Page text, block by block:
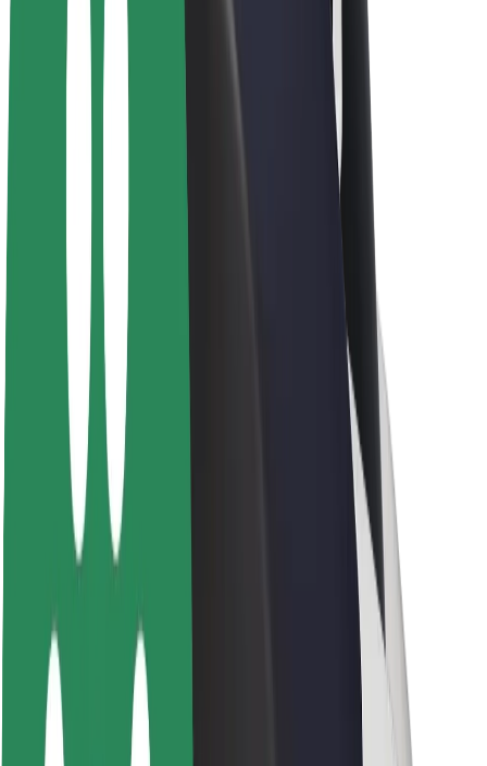
Kuryerlər
Kuryer qazancı
Bolt haqqında
Bolt-da davamlılıq
Project Zero
Bloq
Xəbər otağı
Brend təlimatları
Missiya
İnvestorlarla əlaqələr
Brend
Media
Urban Fondu
Təhlükəsizlik